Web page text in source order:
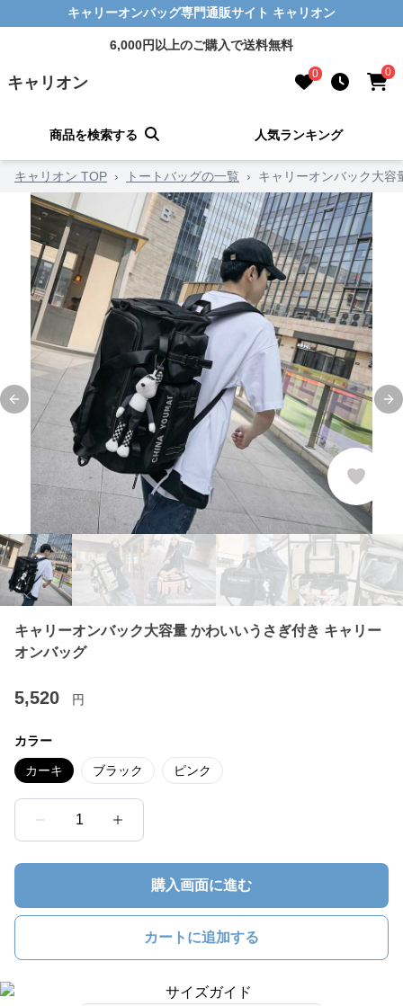
キャリーオンバッグ専門通販サイト キャリオン
6,000円以上のご購入で送料無料
キャリオン 0 0
商品を検索する 人気ランキング
キャリオン TOP › トートバッグの一覧 › キャリーオンバック大容
Previous slide
キャリーオンバック大容量 かわいいうさぎ付き キャリー
オンバッグ
5,520 円
カラー
カーキ ブラック ピンク
1
購入画面に進む
カートに追加する